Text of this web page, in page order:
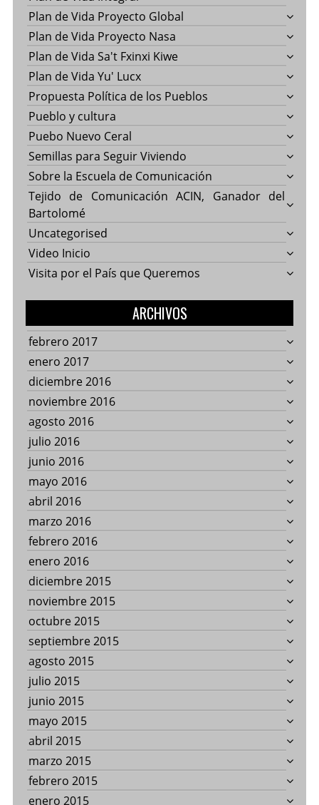
Plan de Vida Proyecto Global
Plan de Vida Proyecto Nasa
Plan de Vida Sa't Fxinxi Kiwe
Plan de Vida Yu' Lucx
Propuesta Política de los Pueblos
Pueblo y cultura
Puebo Nuevo Ceral
Semillas para Seguir Viviendo
Sobre la Escuela de Comunicación
Tejido de Comunicación ACIN, Ganador del
Bartolomé
Uncategorised
Video Inicio
Visita por el País que Queremos
ARCHIVOS
febrero 2017
enero 2017
diciembre 2016
noviembre 2016
agosto 2016
julio 2016
junio 2016
mayo 2016
abril 2016
marzo 2016
febrero 2016
enero 2016
diciembre 2015
noviembre 2015
octubre 2015
septiembre 2015
agosto 2015
julio 2015
junio 2015
mayo 2015
abril 2015
marzo 2015
febrero 2015
enero 2015